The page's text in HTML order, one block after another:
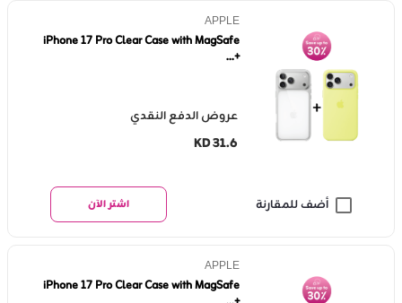
APPLE
iPhone 17 Pro Clear Case with MagSafe
+...
عروض الدفع النقدي
KD 31.6
أضف للمقارنة اشتر الآن
APPLE
iPhone 17 Pro Clear Case with MagSafe